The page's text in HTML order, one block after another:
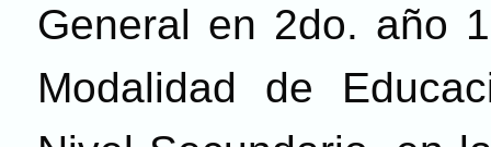
General en 2do. año
Modalidad de